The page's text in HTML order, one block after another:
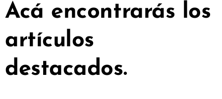
Acá encontrarás los
artículos
destacados.